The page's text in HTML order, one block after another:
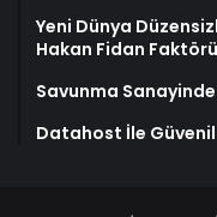
Yeni Dünya
Hakan Fidan Faktörü
Savunma
Datahost İle